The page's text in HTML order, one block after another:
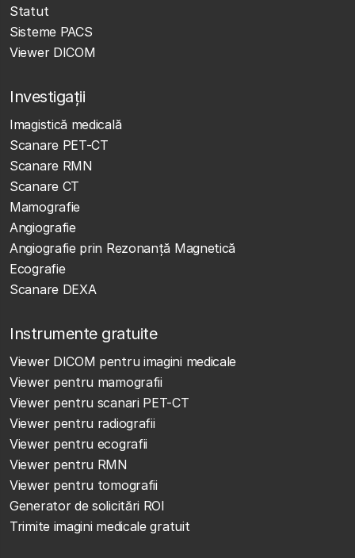
Statut
Sisteme PACS
Viewer DICOM
Investigații
Imagistică medicală
Scanare PET-CT
Scanare RMN
Scanare CT
Mamografie
Angiografie
Angiografie prin Rezonanță Magnetică
Ecografie
Scanare DEXA
Instrumente gratuite
Viewer DICOM pentru imagini medicale
Viewer pentru mamografii
Viewer pentru scanari PET-CT
Viewer pentru radiografii
Viewer pentru ecografii
Viewer pentru RMN
Viewer pentru tomografii
Generator de solicitări ROI
Trimite imagini medicale gratuit